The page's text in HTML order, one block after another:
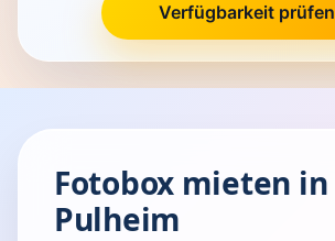
Verfügbarkeit prüfen
Fotobox mieten in
Pulheim